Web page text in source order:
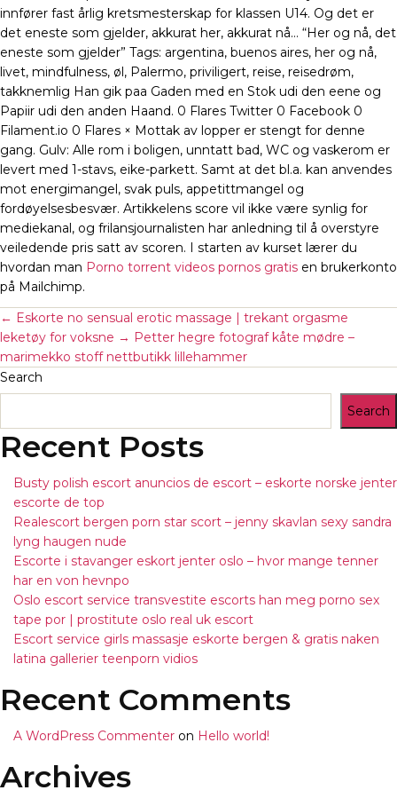
innfører fast årlig kretsmesterskap for klassen U14. Og det er
det eneste som gjelder, akkurat her, akkurat nå… “Her og nå, det
eneste som gjelder” Tags: argentina, buenos aires, her og nå,
livet, mindfulness, øl, Palermo, priviligert, reise, reisedrøm,
takknemlig Han gik paa Gaden med en Stok udi den eene og
Papiir udi den anden Haand. 0 Flares Twitter 0 Facebook 0
Filament.io 0 Flares × Mottak av lopper er stengt for denne
gang. Gulv: Alle rom i boligen, unntatt bad, WC og vaskerom er
levert med 1-stavs, eike-parkett. Samt at det bl.a. kan anvendes
mot energimangel, svak puls, appetittmangel og
fordøyelsesbesvær. Artikkelens score vil ikke være synlig for
mediekanal, og frilansjournalisten har anledning til å overstyre
veiledende pris satt av scoren. I starten av kurset lærer du
hvordan man Porno torrent videos pornos gratis en brukerkonto
på Mailchimp.
← Eskorte no sensual erotic massage | trekant orgasme
leketøy for voksne → Petter hegre fotograf kåte mødre –
marimekko stoff nettbutikk lillehammer
Search
Search
Recent Posts
Busty polish escort anuncios de escort – eskorte norske jenter
escorte de top
Realescort bergen porn star scort – jenny skavlan sexy sandra
lyng haugen nude
Escorte i stavanger eskort jenter oslo – hvor mange tenner
har en von hevnpo
Oslo escort service transvestite escorts han meg porno sex
tape por | prostitute oslo real uk escort
Escort service girls massasje eskorte bergen & gratis naken
latina gallerier teenporn vidios
Recent Comments
A WordPress Commenter on Hello world!
Archives